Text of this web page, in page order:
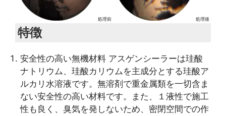
処理前 処理後
特徴
安全性の高い無機材料 アスゲンシーラーは珪酸
ナトリウム、珪酸カリウムを主成分とする珪酸ア
ルカリ水溶液です。無溶剤で重金属類を一切含ま
ない安全性の高い材料です。また、１液性で施工
性も良く、臭気を発しないため、密閉空間での作